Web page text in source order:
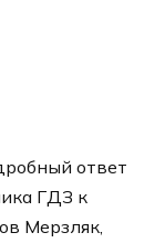
ответ
ГДЗ к
Мерзляк,